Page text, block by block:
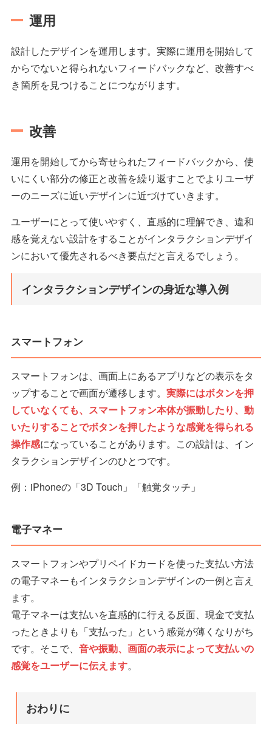
運用
設計したデザインを運用します。実際に運用を開始して
からでないと得られないフィードバックなど、改善すべ
き箇所を見つけることにつながります。
改善
運用を開始してから寄せられたフィードバックから、使
いにくい部分の修正と改善を繰り返すことでよりユーザ
ーのニーズに近いデザインに近づけていきます。
ユーザーにとって使いやすく、直感的に理解でき、違和
感を覚えない設計をすることがインタラクションデザイ
ンにおいて優先されるべき要点だと言えるでしょう。
インタラクションデザインの身近な導入例
スマートフォン
スマートフォンは、画面上にあるアプリなどの表示をタ
ップすることで画面が遷移します。 実際にはボタンを押
していなくても、スマートフォン本体が振動したり、動
いたりすることでボタンを押したような感覚を得られる
操作感になっていることがあります。この設計は、イン
タラクションデザインのひとつです。
例：iPhoneの「3D Touch」「触覚タッチ」
電子マネー
スマートフォンやプリペイドカードを使った支払い方法
の電子マネーもインタラクションデザインの一例と言え
ます。
電子マネーは支払いを直感的に行える反面、現金で支払
ったときよりも「支払った」という感覚が薄くなりがち
です。そこで、 音や振動、画面の表示によって支払いの
感覚をユーザーに伝えます。
おわりに